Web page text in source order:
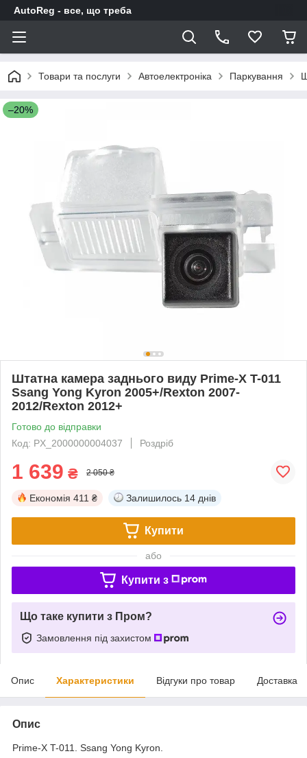
AutoReg - все, що треба
Товари та послуги Автоелектроніка Паркування
–20%
Штатна камера заднього виду Prime-X T-011
Ssang Yong Kyron 2005+/Rexton 2007-
2012/Rexton 2012+
Готово до відправки
Код: PX_2000000004037
Роздріб
1 639 ₴ 2 050 ₴
Економія 411 ₴ Залишилось 14 днів
Купити
або
Купити з
Що таке купити з Пром?
Замовлення під захистом
Опис Характеристики Відгуки про товар Доставка
Опис
Prime-X T-011. Ssang Yong Kyron.